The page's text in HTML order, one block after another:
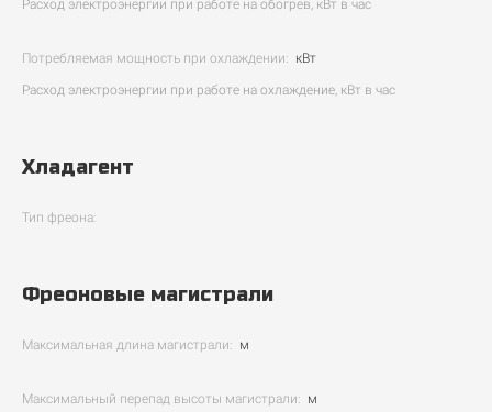
Расход электроэнергии при работе на обогрев, кВт в час
Потребляемая мощность при охлаждении: кВт
Расход электроэнергии при работе на охлаждение, кВт в час
Хладагент
Тип фреона:
Фреоновые магистрали
Максимальная длина магистрали: м
Максимальный перепад высоты магистрали: м